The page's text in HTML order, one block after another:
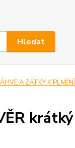
Hledat
A ZÁTKY K